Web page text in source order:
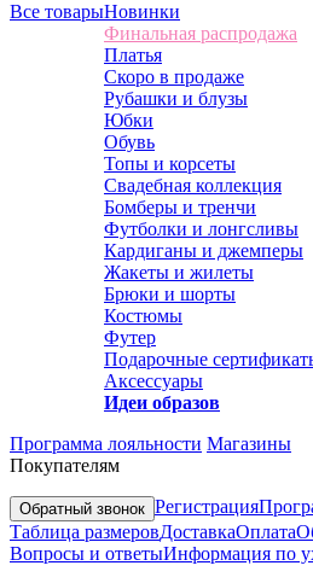
Все товарыНовинки
Финальная распродажа
Платья
Скоро в продаже
Рубашки и блузы
Юбки
Обувь
Топы и корсеты
Свадебная коллекция
Бомберы и тренчи
Футболки и лонгсливы
Кардиганы и джемперы
Жакеты и жилеты
Брюки и шорты
Костюмы
Футер
Подарочные
Аксессуары
Идеи образов
Программа лояльности Магазины
Покупателям
Обратный звонок Регистрация
Таблица размеровДоставкаОплата
Вопросы и ответыИнформация по